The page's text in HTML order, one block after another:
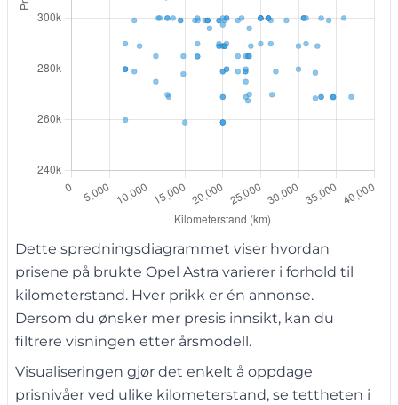
Dette spredningsdiagrammet viser hvordan
prisene på brukte Opel Astra varierer i forhold til
kilometerstand. Hver prikk er én annonse.
Dersom du ønsker mer presis innsikt, kan du
filtrere visningen etter årsmodell.
Visualiseringen gjør det enkelt å oppdage
prisnivåer ved ulike kilometerstand, se tettheten i